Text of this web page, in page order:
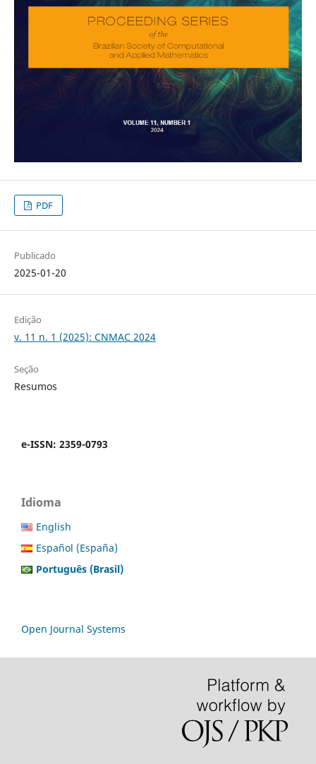
PDF
Publicado
2025-01-20
Edição
v. 11 n. 1 (2025): CNMAC 2024
Seção
Resumos
e-ISSN: 2359-0793
Idioma
English
Español (España)
Português (Brasil)
Open Journal Systems